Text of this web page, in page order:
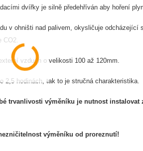
dvířky je silně předehříván aby hoření
v ohništi nad palivem, okysličuje odcházející
CO2.
vzduch o velikosti 100 až 120mm.
2,5 hodinách, tak to je stručná charakteristika.
trvanlivosti výměníku je nutnost instalovat
výměníku od proreznutí!